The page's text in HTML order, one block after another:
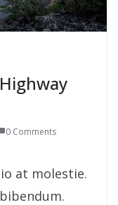
0 Comments
at molestie.